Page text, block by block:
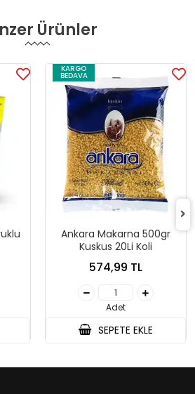
Ürünler
KARGO
BEDAVA
Ankara Makarna 500gr
Kuskus 20Li Koli
574,99 TL
Adet
SEPETE EKLE